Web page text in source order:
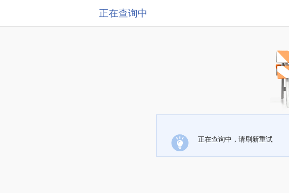
正在查询中
正在查询中，请刷新重试